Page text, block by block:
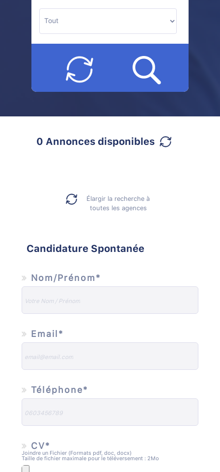
0 Annonces disponibles
Élargir la recherche à
toutes les agences
Candidature Spontanée
Nom/Prénom*
Email*
Téléphone*
CV*
Joindre un Fichier (Formats pdf, doc, docx)
Taille de fichier maximale pour le téléversement : 2Mo